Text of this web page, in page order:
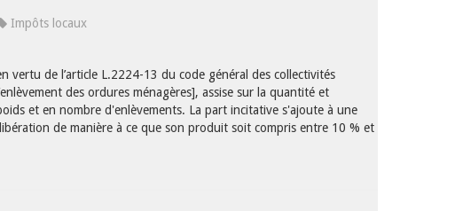
Impôts locaux
vertu de l’article L.2224-13 du code général des collectivités
des ordures ménagères], assise sur la quantité et
et en nombre d'enlèvements. La part incitative s'ajoute à une
de manière à ce que son produit soit compris entre 10 % et